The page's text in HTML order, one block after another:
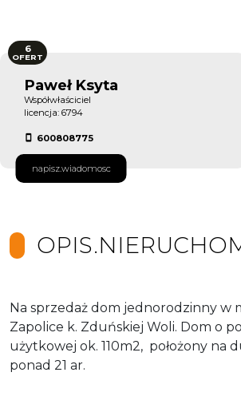
Paweł Ksyta
Współwłaściciel
licencja: 6794
600808775
napisz.wiadomosc
6
OFERT
Na sprzedaż dom jednorodzinny w
Zapolice k. Zduńskiej Woli. Dom o
użytkowej ok. 110m2, położony na
ponad 21 ar.